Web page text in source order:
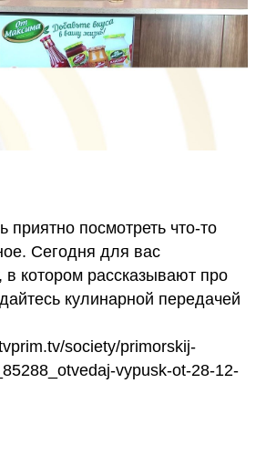
приятно посмотреть что-то
Сегодня для вас
в котором рассказывают про
кулинарной передачей
society/primorskij-
vypusk-ot-28-12-